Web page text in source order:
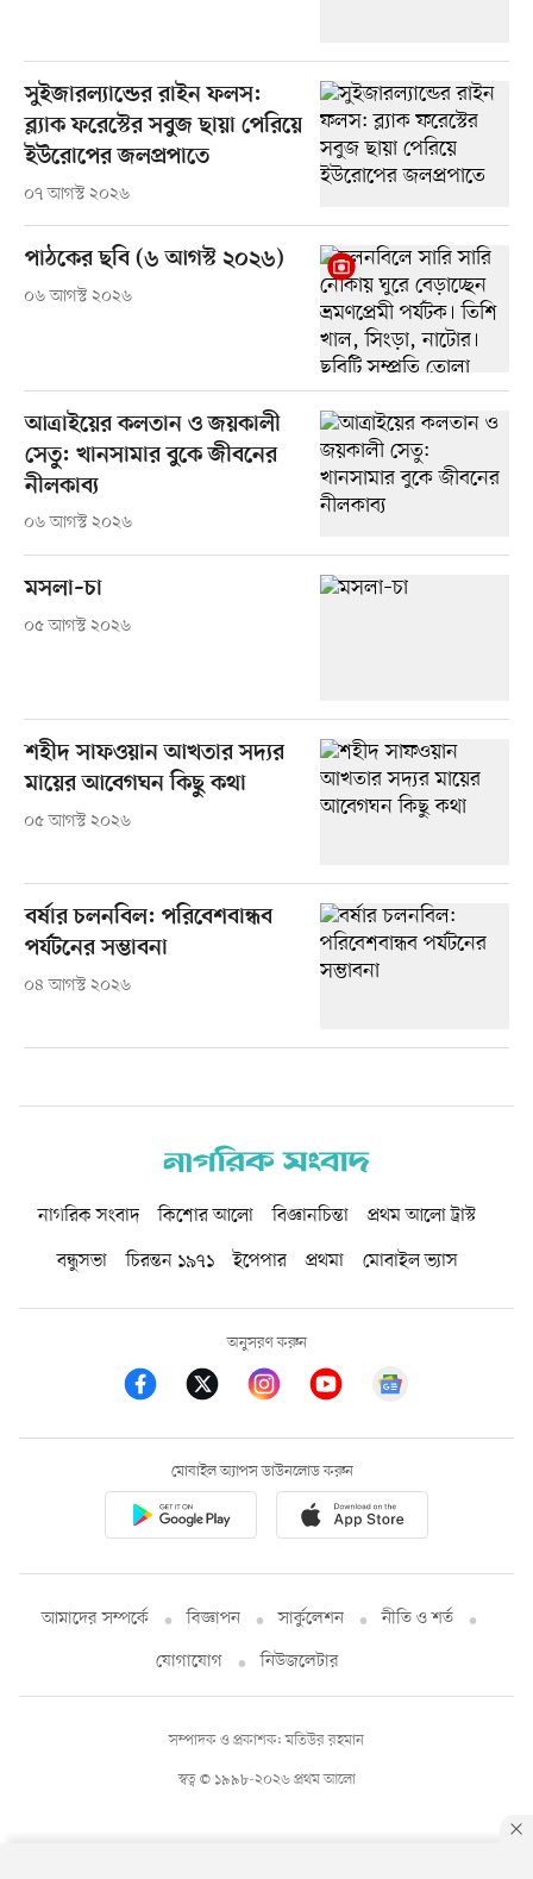
সুইজারল্যান্ডের রাইন ফলস:
ব্ল্যাক ফরেস্টের সবুজ ছায়া পেরিয়ে
ইউরোপের জলপ্রপাতে
০৭ আগস্ট ২০২৬
পাঠকের ছবি (৬ আগস্ট ২০২৬)
০৬ আগস্ট ২০২৬
আত্রাইয়ের কলতান ও জয়কালী
সেতু: খানসামার বুকে জীবনের
নীলকাব্য
০৬ আগস্ট ২০২৬
মসলা–চা
০৫ আগস্ট ২০২৬
শহীদ সাফওয়ান আখতার সদ্যর
মায়ের আবেগঘন কিছু কথা
০৫ আগস্ট ২০২৬
বর্ষার চলনবিল: পরিবেশবান্ধব
পর্যটনের সম্ভাবনা
০৪ আগস্ট ২০২৬
নাগরিক সংবাদ কিশোর আলো বিজ্ঞানচিন্তা
প্রথম আলো ট্রাস্ট
বন্ধুসভা
চিরন্তন ১৯৭১ ইপেপার প্রথমা মোবাইল ভ্যাস
অনুসরণ করুন
মোবাইল অ্যাপস ডাউনলোড করুন
আমাদের সম্পর্কে বিজ্ঞাপন সার্কুলেশন
নীতি ও শর্ত
যোগাযোগ
নিউজলেটার
স্বত্ব © ১৯৯৮-২০২৬ প্রথম আলো
সম্পাদক ও প্রকাশক: মতিউর রহমান